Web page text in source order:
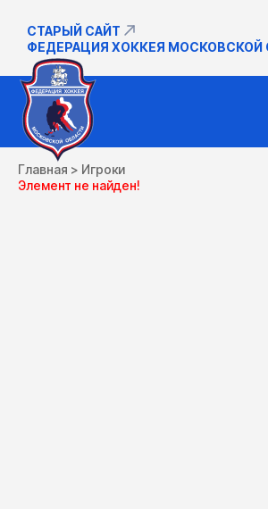
СТАРЫЙ САЙТ
ФЕДЕРАЦИЯ ХОККЕЯ МОСКОВСКОЙ
Главная > Игроки
Элемент не найден!